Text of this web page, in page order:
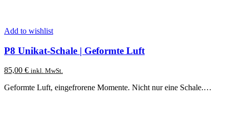
Add to wishlist
P8 Unikat-Schale | Geformte Luft
85,00 € inkl. MwSt.
Geformte Luft, eingefrorene Momente. Nicht nur eine Schale.…